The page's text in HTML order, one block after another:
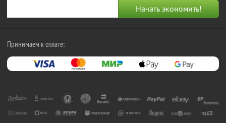
Принимаем к оплате: